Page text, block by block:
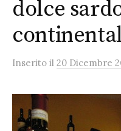
dolce
Inserito il 20 Dicembre